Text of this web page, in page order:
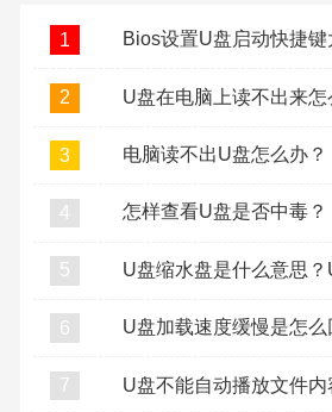
1 Bios设置U盘启动快捷键
2 U盘在电脑上读不出来怎
3 电脑读不出U盘怎么办？
4 怎样查看U盘是否中毒？
5
6
7 U盘不能自动播放文件内